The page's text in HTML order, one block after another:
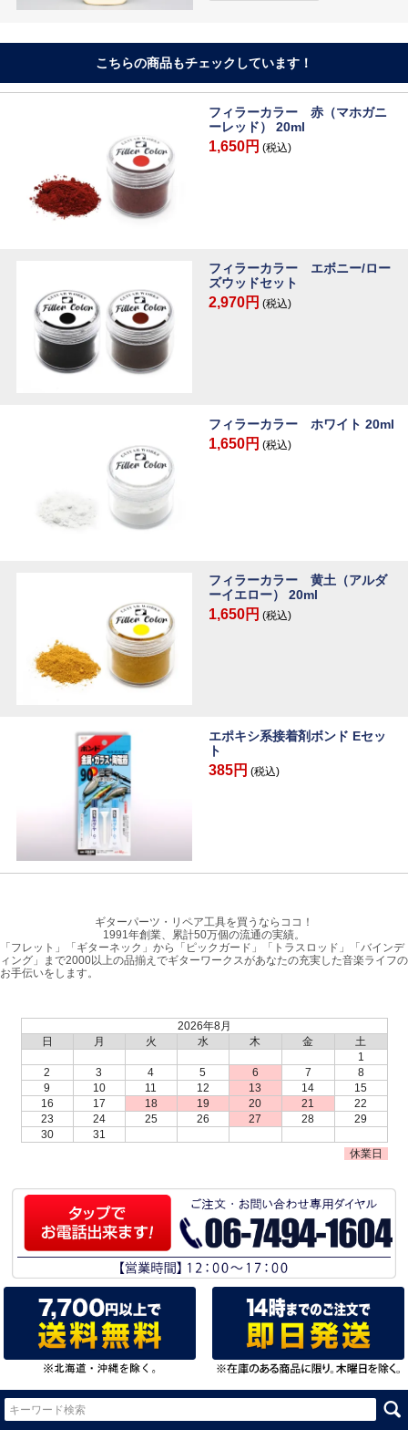
こちらの商品もチェックしています！
フィラーカラー 赤（マホガニ
ーレッド） 20ml
1,650円 (税込)
フィラーカラー エボニー/ロー
ズウッドセット
2,970円 (税込)
フィラーカラー ホワイト 20ml
1,650円 (税込)
フィラーカラー 黄土（アルダ
ーイエロー） 20ml
1,650円 (税込)
エポキシ系接着剤ボンド Eセッ
ト
385円 (税込)
ギターパーツ・リペア工具を買うならココ！
1991年創業、累計50万個の流通の実績。
「フレット」「ギターネック」から「ピックガード」「トラスロッド」「バインデ
ィング」まで2000以上の品揃えでギターワークスがあなたの充実した音楽ライフの
お手伝いをします。
2026年8月
日
月 火 水 木 金
土
1
2
3 4 5 6 7
8
9
10 11 12 13 14
15
16
17 18 19 20 21
22
23
24 25 26 27 28
29
30
31
休業日